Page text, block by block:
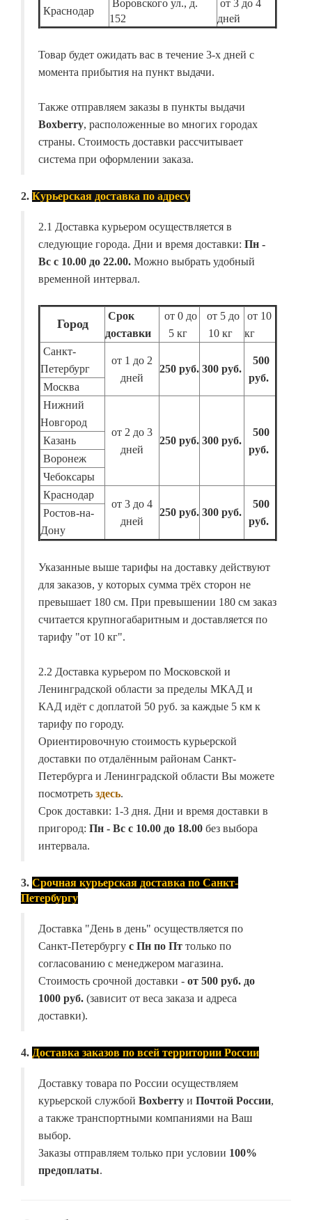
Краснодар
Воровского ул., д.
152
от 3 до 4
дней
Товар будет ожидать вас в течение 3-х дней с
момента прибытия на пункт выдачи.
Также отправляем заказы в пункты выдачи
Boxberry, расположенные во многих городах
страны. Стоимость доставки рассчитывает
система при оформлении заказа.
2. Курьерская доставка по адресу
2.1 Доставка курьером осуществляется в
следующие города. Дни и время доставки: Пн -
Вс с 10.00 до 22.00. Можно выбрать удобный
временной интервал.
Город
Срок
доставки
от 0 до
5 кг
от 5 до
10 кг
от 10
кг
Санкт-
Петербург
от 1 до 2
дней
250 руб. 300 руб.
500
руб.
Москва
Нижний
Новгород
от 2 до 3
дней
250 руб. 300 руб.
500
руб.
Казань
Воронеж
Чебоксары
Краснодар
от 3 до 4
дней
250 руб. 300 руб.
500
руб.
Ростов-на-
Дону
Указанные выше тарифы на доставку действуют
для заказов, у которых сумма трёх сторон не
превышает 180 см. При превышении 180 см заказ
считается крупногабаритным и доставляется по
тарифу "от 10 кг".
2.2 Доставка курьером по Московской и
Ленинградской области за пределы МКАД и
КАД идёт с доплатой 50 руб. за каждые 5 км к
тарифу по городу.
Ориентировочную стоимость курьерской
доставки по отдалённым районам Санкт-
Петербурга и Ленинградской области Вы можете
посмотреть здесь.
Срок доставки: 1-3 дня. Дни и время доставки в
пригород: Пн - Вс с 10.00 до 18.00 без выбора
интервала.
3. Срочная курьерская доставка по Санкт-
Петербургу
Доставка "День в день" осуществляется по
Санкт-Петербургу с Пн по Пт только по
согласованию с менеджером магазина.
Стоимость срочной доставки - от 500 руб. до
1000 руб. (зависит от веса заказа и адреса
доставки).
4. Доставка заказов по всей территории России
Доставку товара по России осуществляем
курьерской службой Boxberry и Почтой России,
а также транспортными компаниями на Ваш
выбор.
Заказы отправляем только при условии 100%
предоплаты.